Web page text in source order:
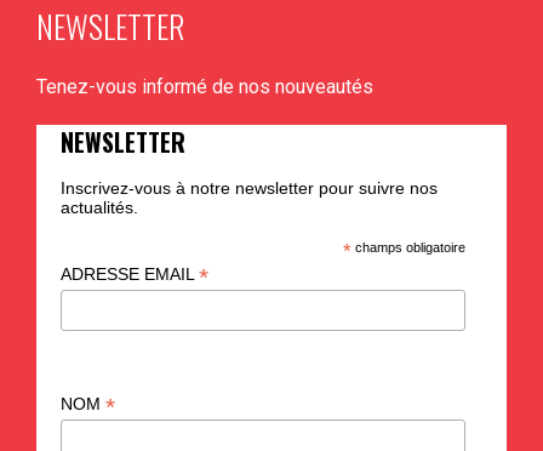
NEWSLETTER
Tenez-vous informé de nos nouveautés
NEWSLETTER
Inscrivez-vous à notre newsletter pour suivre nos
actualités.
* champs obligatoire
ADRESSE EMAIL *
NOM *